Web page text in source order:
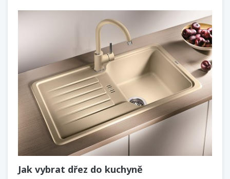
Jak vybrat dřez do kuchyně